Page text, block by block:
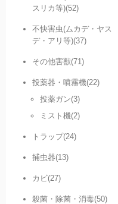
スリカ等)(52)
不快害虫(ムカデ・ヤス
デ・アリ等)(37)
その他害獣(71)
投薬器・噴霧機(22)
投薬ガン(3)
ミスト機(2)
トラップ(24)
捕虫器(13)
カビ(27)
殺菌・除菌・消毒(50)